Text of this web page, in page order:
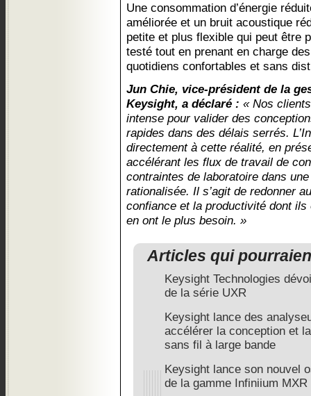
Une consommation d’énergie
améliorée et un bruit acoustique
petite et plus flexible qui peut être
testé tout en prenant en charge
quotidiens confortables et sans
Jun Chie, vice-président de la
Keysight, a déclaré : « Nos
intense pour valider des
rapides dans des délais serrés.
directement à cette réalité, en
accélérant les flux de travail de
contraintes de laboratoire dans
rationalisée. Il s’agit de redonner
confiance et la productivité dont
en ont le plus besoin. »
Articles qui
Keysight Technologies
de la série UXR
Keysight lance des
accélérer la conception et
sans fil à large bande
Keysight lance son nouvel
de la gamme Infiniium MXR